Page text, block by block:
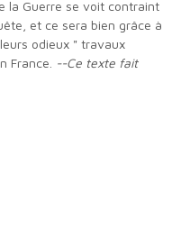
la Guerre se voit contraint
et ce sera bien grâce à
odieux " travaux
France. --Ce texte fait